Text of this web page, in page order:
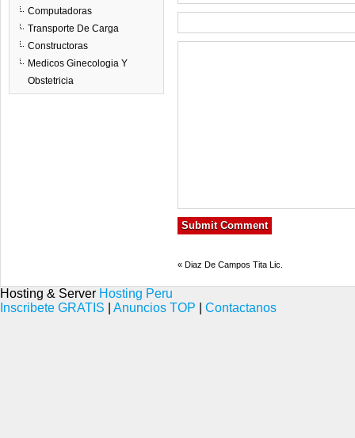
«Diaz De Campos Tita Lic.
Computadoras
Transporte De Carga
Constructoras
Medicos Ginecologia Y
Obstetricia
Hosting & Server Hosting Peru
Inscribete GRATIS
Anuncios TOP Contactanos